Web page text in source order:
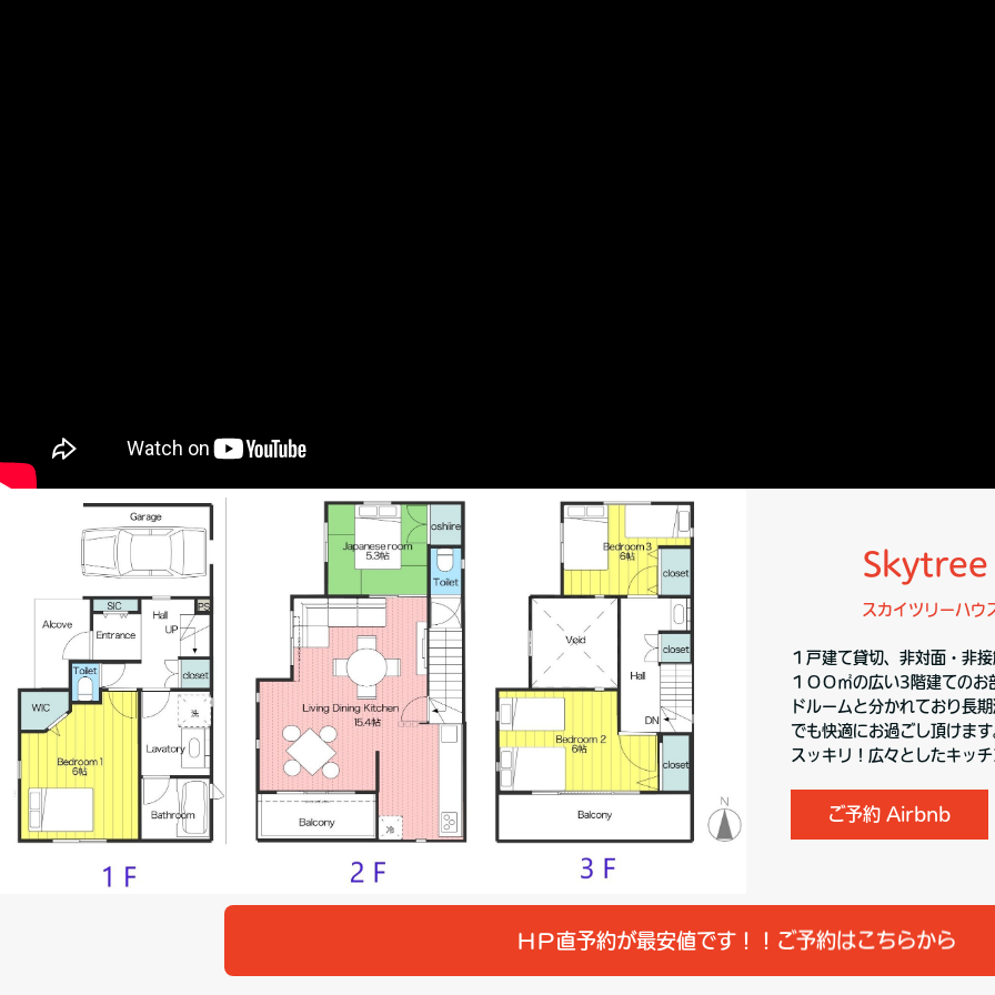
Skytree
スカイツリーハウス
１戸建て貸切、非対面・非
１００㎡の広い3階建ての
ドルームと分かれており長
でも快適にお過ごし頂けま
スッキリ！広々としたキッ
ご予約 Airbnb
ＨＰ直予約が最安値です！！ご予約はこちらから